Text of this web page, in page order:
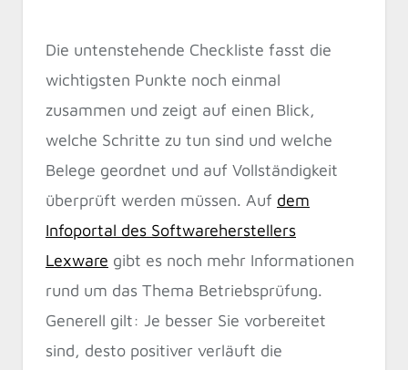
Die untenstehende Checkliste fasst die
wichtigsten Punkte noch einmal
zusammen und zeigt auf einen Blick,
welche Schritte zu tun sind und welche
Belege geordnet und auf Vollständigkeit
überprüft werden müssen. Auf dem
Infoportal des Softwareherstellers
Lexware gibt es noch mehr Informationen
rund um das Thema Betriebsprüfung.
Generell gilt: Je besser Sie vorbereitet
sind, desto positiver verläuft die